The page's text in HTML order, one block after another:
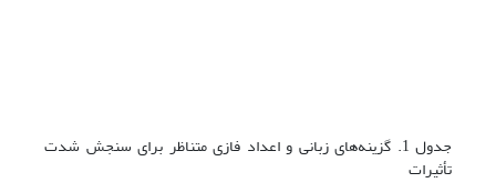
جدول 1. گزینه‌های زبانی و اعداد فازی متناظر برای سنجش شدت
تأثیرات